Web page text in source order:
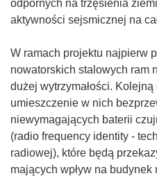
odpornych na trzęsienia
aktywności sejsmicznej na
W ramach projektu najpierw
nowatorskich stalowych ram
dużej wytrzymałości.
umieszczenie w nich
niewymagających baterii
(radio frequency identity -
radiowej), które będą
mających wpływ na